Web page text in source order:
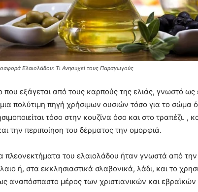
Ελαιολάδου: Τι Ανησυχεί τους Παραγωγούς
που εξάγεται από τους καρπούς της ελιάς, γνωστό ως
πολύτιμη πηγή χρήσιμων ουσιών τόσο για το σώμα
τόσο στην κουζίνα όσο και στο τραπέζι. ,
την περιποίηση του δέρματος την ομορφιά.
πλεονεκτήματα του ελαιολάδου ήταν γνωστά από
ή, στα εκκλησιαστικά σλαβονικά, λάδι, και το
αναπόσπαστο μέρος των χριστιανικών και εβραϊκών